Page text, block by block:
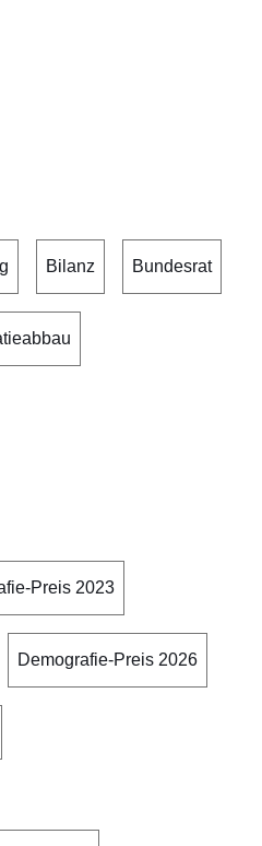
Bilanz Bundesrat
Preis 2023
Demografie-Preis 2026